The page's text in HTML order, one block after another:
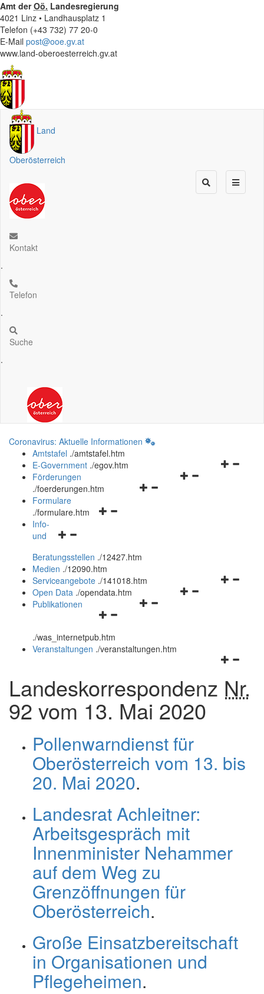
Amt derOö. Landesregierung
4021 Linz • Landhausplatz 1
Telefon (+43 732) 77 20-0
E-Mail post@ooe.gv.at
www.land-oberoesterreich.gv.at
Land
Oberösterreich
Kontakt
.
Telefon
.
Suche
.
Coronavirus: Aktuelle Informationen
Amtstafel ./amtstafel.htm
Navigationsmenü
E-Government ./egov.htm
Navigationsmenü
Förderungen
./foerderungen.htm
Navigationsmenü
Formulare
./formulare.htm
Navigationsmenü
und
schließen
Info-
und
Beratungsstellen ./12427.htm
Medien ./12090.htm
Navigationsmenü
Serviceangebote ./141018.htm
Navigationsmenü
Open Data ./opendata.htm
Navigationsmenü
und
schließen
Publikationen
./was_internetpub.htm
und
schließen
Veranstaltungen ./veranstaltungen.htm
Landeskorrespondenz Nr.
92 vom 13. Mai 2020
Pollenwarndienst für
Oberösterreich vom 13. bis
20. Mai 2020.
Landesrat Achleitner:
Arbeitsgespräch mit
Innenminister Nehammer
auf dem Weg zu
Grenzöffnungen für
Oberösterreich.
Große Einsatzbereitschaft
in Organisationen und
Pflegeheimen.